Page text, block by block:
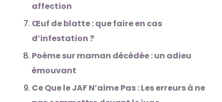
affection
Œuf de blatte : que faire en cas
d’infestation ?
Poème sur maman décédée : un adieu
émouvant
Ce Que le JAF N’aime Pas : Les erreurs à ne